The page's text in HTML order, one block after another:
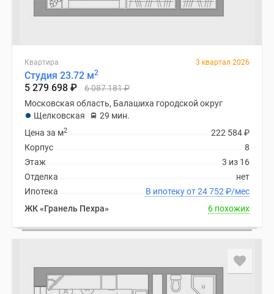
Квартира 3 квартал 2026
Студия 23.72 м2
5 279 698 ₽ 6 087 181₽
Московская область, Балашиха городской округ
Щелковская
29 мин.
222 584₽
Цена за м2
8
Корпус
3 из 16
Этаж
нет
Отделка
В ипотеку от 24 752 ₽/мес
Ипотека
ЖК «Гранель Пехра»
6 похожих